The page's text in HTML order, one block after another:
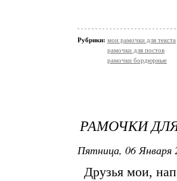
Рубрики: мои рамочки для текста
рамочки для постов
рамочки бордюрные
РАМОЧКИ
Пятница, 06 Января
Друзья мои,